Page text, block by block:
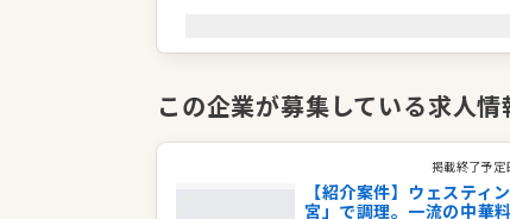
緑豊かな自然と都会の利便性が調和する
空間を創造しています。ホテル内のレス
記念日のディナーからビジネスでのご会
これからも、心満たされる豊かな時間と
この企業が募集している求人情
掲載終了予定
【紹介案件】ウェスティ
宮」で調理。一流の中華